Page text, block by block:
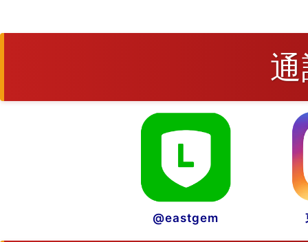
@eastgem